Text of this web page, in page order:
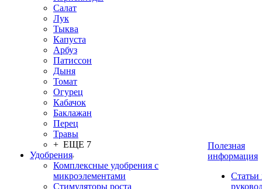
Салат
Лук
Тыква
Капуста
Арбуз
Патиссон
Дыня
Томат
Огурец
Кабачок
Баклажан
Перец
Травы
+ ЕЩЕ 7
Удобрения
Комплексные удобрения с
микроэлементами
Стимуляторы роста
Полезная
информация
Статьи